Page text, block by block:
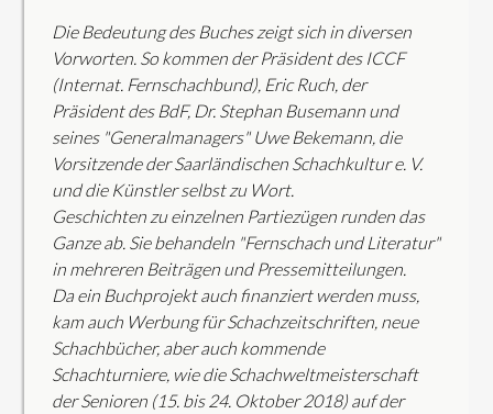
Die Bedeutung des Buches zeigt sich in diversen
Vorworten. So kommen der Präsident des ICCF
(Internat. Fernschachbund), Eric Ruch, der
Präsident des BdF, Dr. Stephan Busemann und
seines "Generalmanagers" Uwe Bekemann, die
Vorsitzende der Saarländischen Schachkultur e. V.
und die Künstler selbst zu Wort.
Geschichten zu einzelnen Partiezügen runden das
Ganze ab. Sie behandeln "Fernschach und Literatur"
in mehreren Beiträgen und Pressemitteilungen.
Da ein Buchprojekt auch finanziert werden muss,
kam auch Werbung für Schachzeitschriften, neue
Schachbücher, aber auch kommende
Schachturniere, wie die Schachweltmeisterschaft
der Senioren (15. bis 24. Oktober 2018) auf der